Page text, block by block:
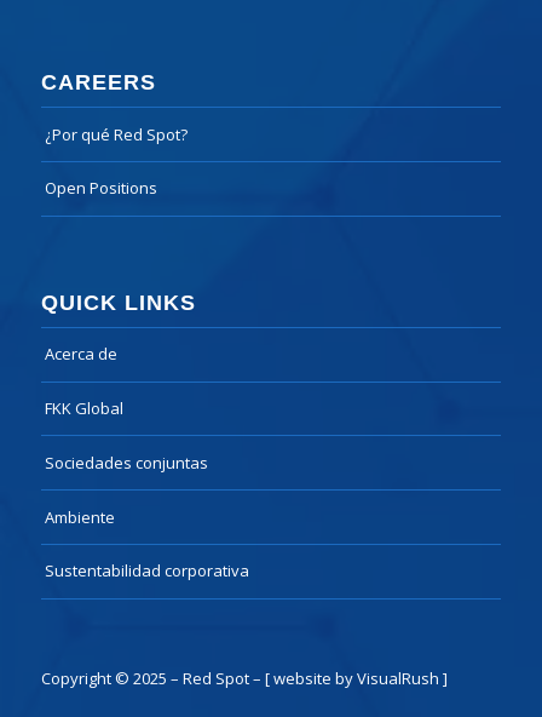
CAREERS
¿Por qué Red Spot?
Open Positions
QUICK LINKS
Acerca de
FKK Global
Sociedades conjuntas
Ambiente
Sustentabilidad corporativa
Copyright © 2025 – Red Spot – [ website by VisualRush ]